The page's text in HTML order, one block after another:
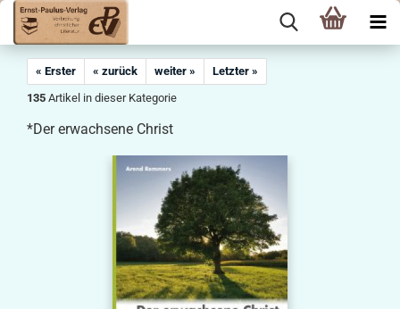
« Erster « zurück weiter »
Letzter »
135 Artikel in dieser Kategorie
*Der erwachsene Christ